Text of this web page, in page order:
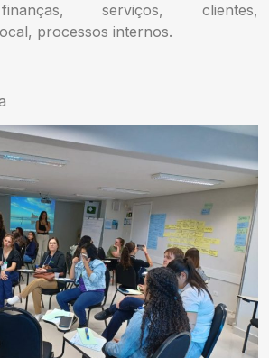
serviços, clientes,
processos internos.